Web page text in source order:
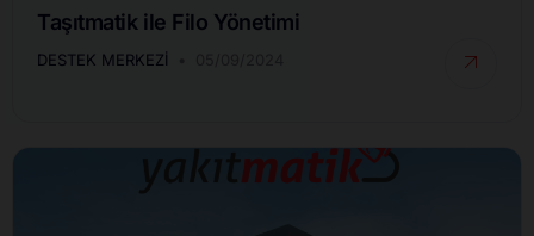
Taşıtmatik ile Filo Yönetimi
DESTEK MERKEZI